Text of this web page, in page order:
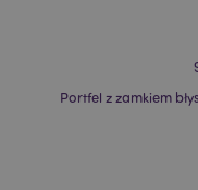
Portfel z zamkiem